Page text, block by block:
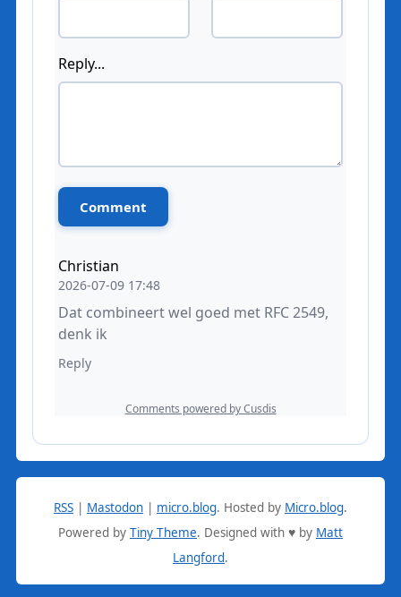
RSS | Mastodon | micro.blog. Hosted by Micro.blog.
Powered by Tiny Theme. Designed with ♥ by Matt
Langford.